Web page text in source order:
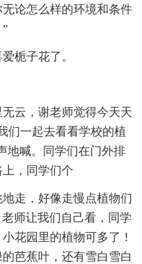
论怎么样的环境和条件
栀子花了。
云，谢老师觉得今天天
们一起去看看学校的植
地喊。同学们在门外排
，同学们个
走，好像走慢点植物们
师让我们自己看，同学
花园里的植物可多了！
芭蕉叶，还有雪白雪白